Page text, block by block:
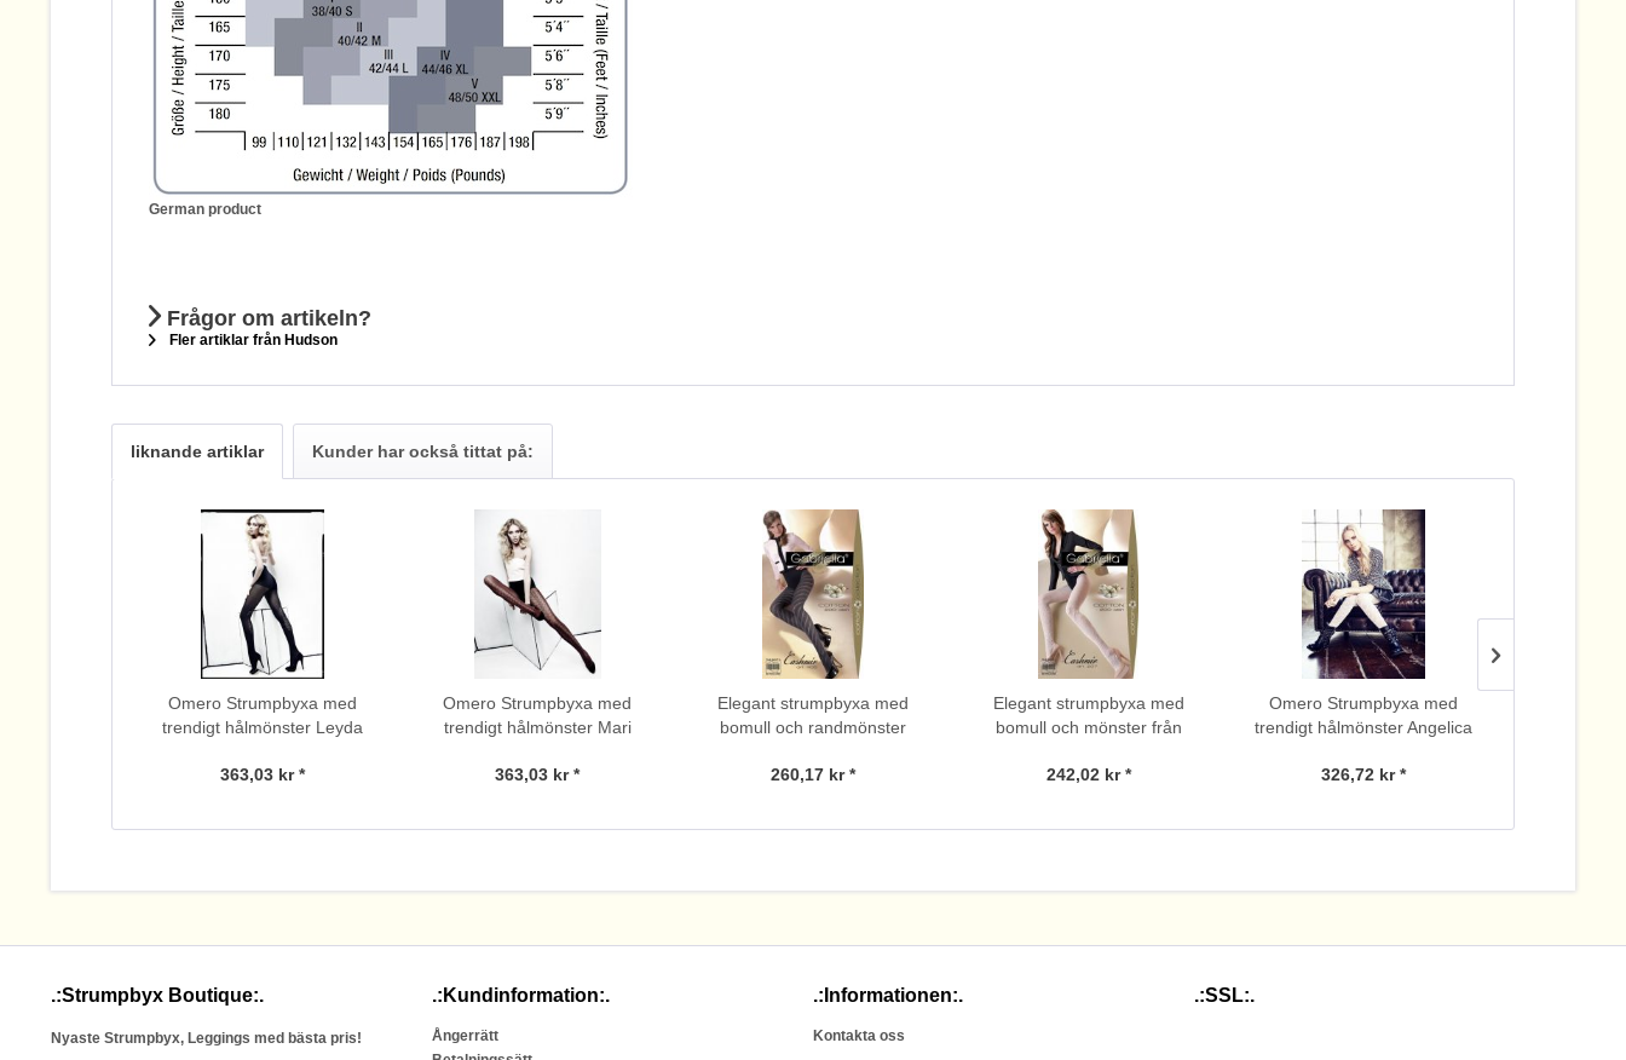
German product
Frågor om artikeln?
Fler artiklar från Hudson
liknande artiklar Kunder har också tittat på:
Omero Strumpbyxa med
trendigt hålmönster Leyda
363,03 kr *
Omero Strumpbyxa med
trendigt hålmönster Mari
363,03 kr *
Elegant strumpbyxa med
bomull och randmönster
DEN
260,17 kr *
Elegant strumpbyxa med
bomull och mönster från
242,02 kr *
Omero Strumpbyxa med
trendigt hålmönster Angelica
326,72 kr *
.:Strumpbyx Boutique:.
Nyaste Strumpbyx, Leggings med bästa pris!
.:Kundinformation:.
Ångerrätt
.:Informationen:.
Kontakta oss
.:SSL:.